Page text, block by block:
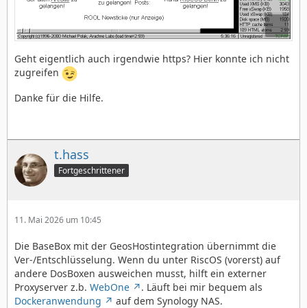
Geht eigentlich auch irgendwie https? Hier konnte ich nicht
zugreifen
Danke für die Hilfe.
t.hass
Fortgeschrittener
11. Mai 2026 um 10:45
Die BaseBox mit der GeosHostintegration übernimmt die
Ver-/Entschlüsselung. Wenn du unter RiscOS (vorerst) auf
andere DosBoxen ausweichen musst, hilft ein externer
Proxyserver z.b. WebOne
. Läuft bei mir bequem als
Dockeranwendung
auf dem Synology NAS.